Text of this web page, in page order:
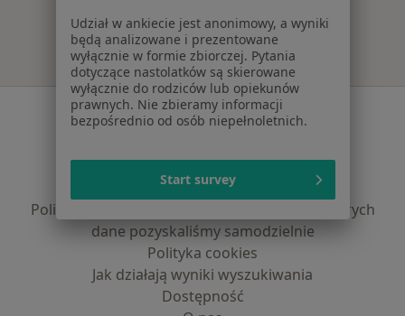
Serwis
Polityka prywatności pacjentów
Polityka prywatności profesjonalistów
Polityka prywatności dla profesjonalistów, których
dane pozyskaliśmy samodzielnie
Polityka cookies
Jak działają wyniki wyszukiwania
Dostępność
Udział w ankiecie jest anonimowy, a wyniki
będą analizowane i prezentowane
wyłącznie w formie zbiorczej. Pytania
dotyczące nastolatków są skierowane
wyłącznie do rodziców lub opiekunów
prawnych. Nie zbieramy informacji
bezpośrednio od osób niepełnoletnich.
Start survey